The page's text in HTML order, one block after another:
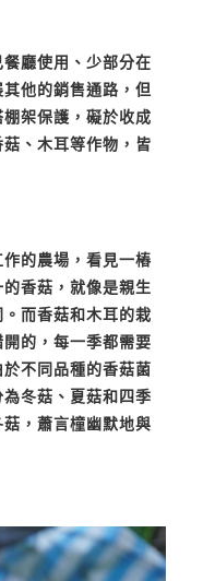
廳使用、少部分在
他的銷售通路，但
架保護，礙於收成
、木耳等作物，皆
的農場，看見一樁
香菇，就像是親生
而香菇和木耳的栽
的，每一季都需要
不同品種的香菇菌
冬菇、夏菇和四季
，蕭言橦幽默地與